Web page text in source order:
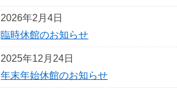
2026年2月4日
臨時休館のお知らせ
2025年12月24日
年末年始休館のお知らせ